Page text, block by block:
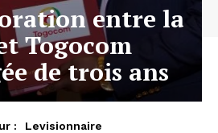
entre la
Togocom
de trois ans
:
Levisionnaire